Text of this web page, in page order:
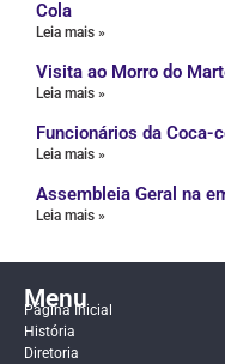
Cola
Leia mais »
Visita ao Morro do
Leia mais »
Funcionários da Coca-
Leia mais »
Assembleia Geral na
Leia mais »
Menu
Página Inicial
História
Diretoria